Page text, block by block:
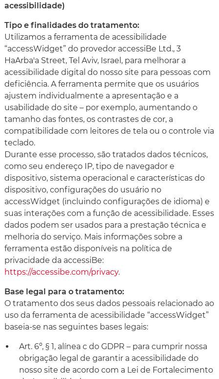
acessibilidade)
Tipo e finalidades do tratamento:
Utilizamos a ferramenta de acessibilidade
“accessWidget” do provedor accessiBe Ltd., 3
HaArba'a Street, Tel Aviv, Israel, para melhorar a
acessibilidade digital do nosso site para pessoas com
deficiência. A ferramenta permite que os usuários
ajustem individualmente a apresentação e a
usabilidade do site – por exemplo, aumentando o
tamanho das fontes, os contrastes de cor, a
compatibilidade com leitores de tela ou o controle via
teclado.
Durante esse processo, são tratados dados técnicos,
como seu endereço IP, tipo de navegador e
dispositivo, sistema operacional e características do
dispositivo, configurações do usuário no
accessWidget (incluindo configurações de idioma) e
suas interações com a função de acessibilidade. Esses
dados podem ser usados para a prestação técnica e
melhoria do serviço. Mais informações sobre a
ferramenta estão disponíveis na política de
privacidade da accessiBe:
https://accessibe.com/privacy.
Base legal para o tratamento:
O tratamento dos seus dados pessoais relacionado ao
uso da ferramenta de acessibilidade “accessWidget”
baseia-se nas seguintes bases legais:
Art. 6º, § 1, alínea c do GDPR – para cumprir nossa
obrigação legal de garantir a acessibilidade do
nosso site de acordo com a Lei de Fortalecimento